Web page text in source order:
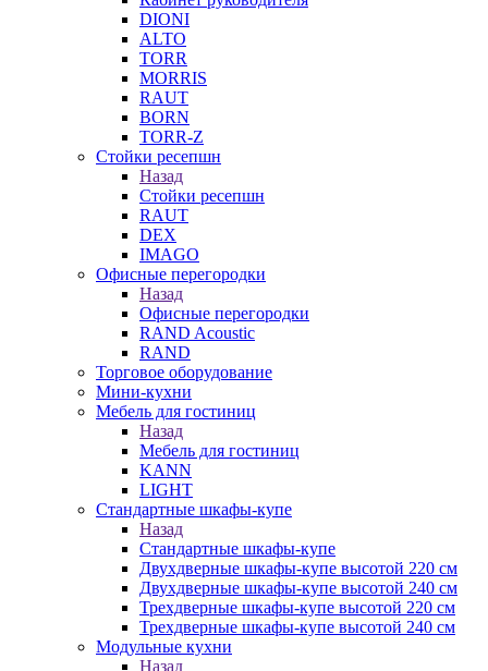
DIONI
ALTO
TORR
MORRIS
RAUT
BORN
TORR-Z
Стойки ресепшн
Назад
Стойки ресепшн
RAUT
DEX
IMAGO
Офисные перегородки
Назад
Офисные перегородки
RAND Acoustic
RAND
Торговое оборудование
Мини-кухни
Мебель для гостиниц
Назад
Мебель для гостиниц
KANN
LIGHT
Стандартные шкафы-купе
Назад
Стандартные шкафы-купе
Двухдверные шкафы-купе высотой 220 см
Двухдверные шкафы-купе высотой 240 см
Трехдверные шкафы-купе высотой 220 см
Трехдверные шкафы-купе высотой 240 см
Модульные кухни
Назад